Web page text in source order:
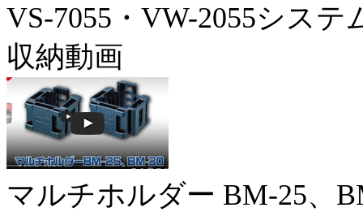
VS-7055・VW-2055システ
収納動画
マルチホルダー BM-25、